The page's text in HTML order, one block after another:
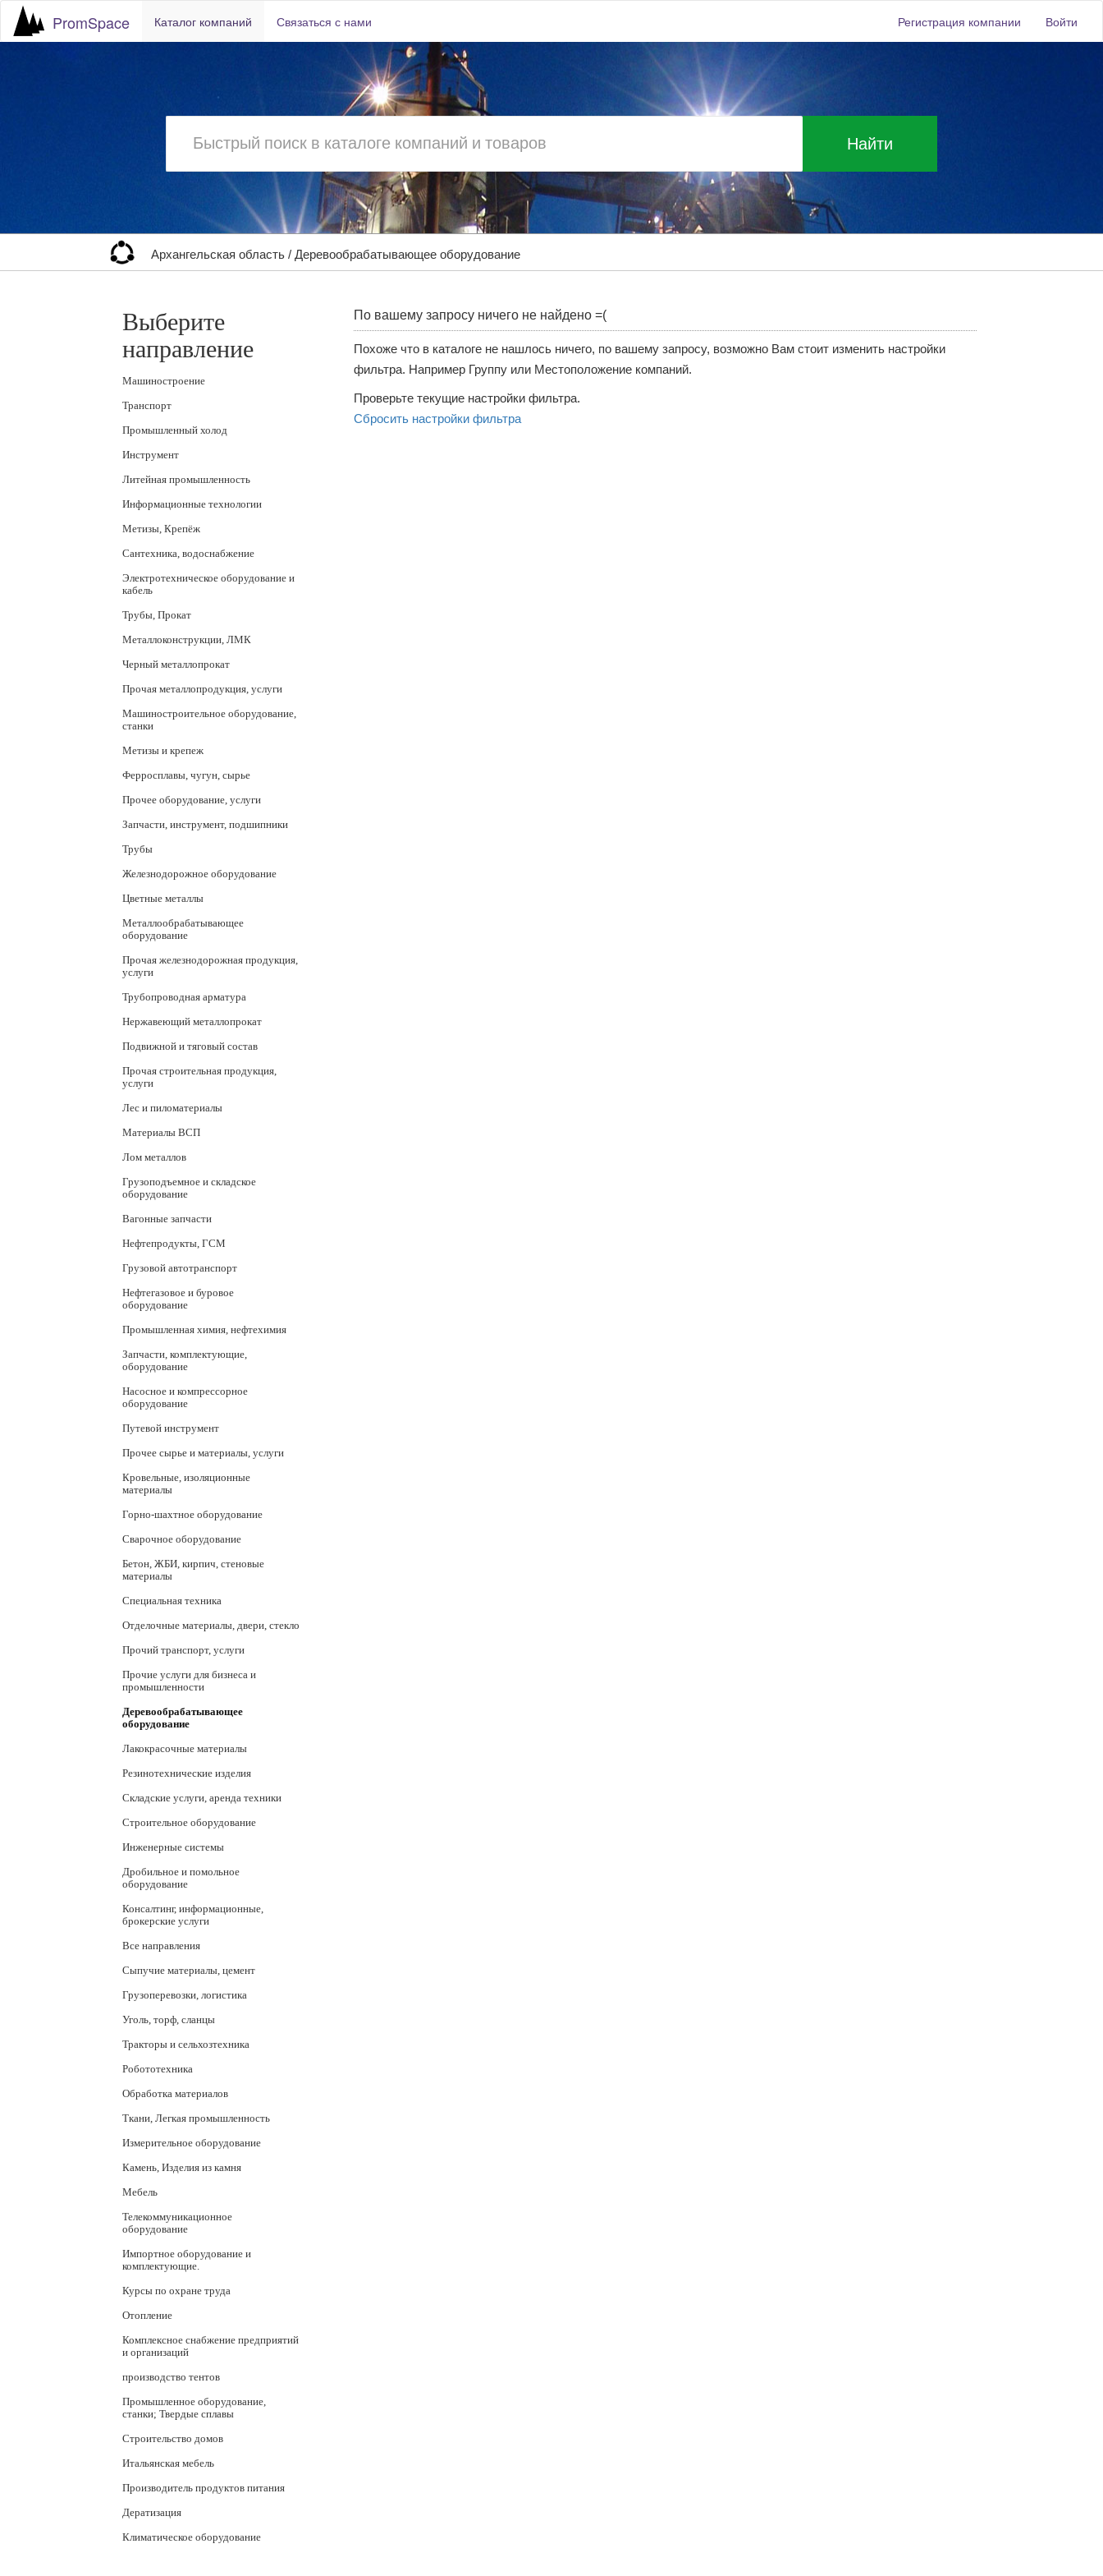
PromSpace Каталог компаний Связаться с нами Регистрация компании Войти
Найти
Архангельская область/Деревообрабатывающее оборудование
Выберите
направление
Машиностроение
Транспорт
Промышленный холод
Инструмент
Литейная промышленность
Информационные технологии
Метизы, Крепёж
Сантехника, водоснабжение
Электротехническое оборудование и
кабель
Трубы, Прокат
Металлоконструкции, ЛМК
Черный металлопрокат
Прочая металлопродукция, услуги
Машиностроительное оборудование,
станки
Метизы и крепеж
Ферросплавы, чугун, сырье
Прочее оборудование, услуги
Запчасти, инструмент, подшипники
Трубы
Железнодорожное оборудование
Цветные металлы
Металлообрабатывающее
оборудование
Прочая железнодорожная продукция,
услуги
Трубопроводная арматура
Нержавеющий металлопрокат
Подвижной и тяговый состав
Прочая строительная продукция,
услуги
Лес и пиломатериалы
Материалы ВСП
Лом металлов
Грузоподъемное и складское
оборудование
Вагонные запчасти
Нефтепродукты, ГСМ
Грузовой автотранспорт
Нефтегазовое и буровое
оборудование
Промышленная химия, нефтехимия
Запчасти, комплектующие,
оборудование
Насосное и компрессорное
оборудование
Путевой инструмент
Прочее сырье и материалы, услуги
Кровельные, изоляционные
материалы
Горно-шахтное оборудование
Сварочное оборудование
Бетон, ЖБИ, кирпич, стеновые
материалы
Специальная техника
Отделочные материалы, двери, стекло
Прочий транспорт, услуги
Прочие услуги для бизнеса и
промышленности
Деревообрабатывающее
оборудование
Лакокрасочные материалы
Резинотехнические изделия
Складские услуги, аренда техники
Строительное оборудование
Инженерные системы
Дробильное и помольное
оборудование
Консалтинг, информационные,
брокерские услуги
Все направления
Сыпучие материалы, цемент
Грузоперевозки, логистика
Уголь, торф, сланцы
Тракторы и сельхозтехника
Робототехника
Обработка материалов
Ткани, Легкая промышленность
Измерительное оборудование
Камень, Изделия из камня
Мебель
Телекоммуникационное
оборудование
Импортное оборудование и
комплектующие.
Курсы по охране труда
Отопление
Комплексное снабжение предприятий
и организаций
производство тентов
Промышленное оборудование,
станки; Твердые сплавы
Строительство домов
Итальянская мебель
Производитель продуктов питания
Дератизация
Климатическое оборудование
По вашему запросу ничего не найдено =(
Похоже что в каталоге не нашлось ничего, по вашему запросу, возможно Вам стоит изменить настройки
фильтра. Например Группу или Местоположение компаний.
Проверьте текущие настройки фильтра.
Сбросить настройки фильтра